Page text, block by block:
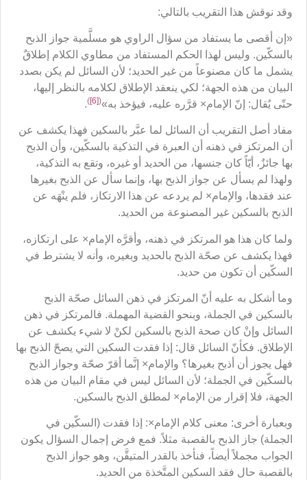
وقد نوقش هذا التقريب بالتالي:
«إن أقصى ما يستفاد من سؤال الراوي هو مسلَّمية جواز الذبح
بالسكّين. وليس لهذا الحكم المستفاد من مطاوي الكلام إطلاقٌ
يشمل ما كان مصنوعاً من غير الحديد؛ لأن السائل لم يكن بصدد
البيان من هذه الجهة؛ لكي ينعقد الإطلاق لكلامه بالنظر إليها،
حتّى يُقال: إنّ الإمام× قرَّره عليه، فيؤخذ به»(
[6]
)
.
مفاد أصل التقريب أن السائل لما عبَّر بالسكين فهذا يكشف عن
أن المرتكز في ذهنه أن العبرة في التذكية بالسكّين، وأن الذبح
بها جائزٌ، أيّاً كان جنسها، من الحديد أو غيره، وتقع به التذكية،
ولهذا لم يسأل عن جواز الذبح بها، وإنما سأل عن الذبح بغيرها
عند فقدها، والإمام× لم يردعه عن هذا الارتكاز، فلم ينْهَه عن
الذبح بالسكين غير المصنوعة من الحديد.
ولما كان هذا هو المرتكز في ذهنه، وأقرَّه الإمام× على ارتكازه،
فهذا يكشف عن صحّة الذبح بالحديد وبغيره، وأنه لا يشترط في
السكّين أن تكون من حديد.
وما أشكل به عليه أنّ المرتكز في ذهن السائل صحّة الذبح
بالسكين في الجملة، وبنحو القضية المهملة. فالمرتكز في ذهن
السائل وإنْ كان صحة الذبح بالسكين لكنْ لا شيء يكشف عن
الإطلاق. فكأنّ السائل قال: إذا فقدت السكين التي يصحّ الذبح بها
فهل يجوز أن أذبح بغيرها؟ والإمام× إنَّما أقرّ صحّة وجواز الذبح
بالسكّين في الجملة؛ لأن السائل ليس في مقام البيان من هذه
الجهة، فلا إقرار من الإمام× لمطلق الذبح بالسكين.
وبعبارة أخرى: معنى كلام الإمام×: إذا فقدت (السكّين في
الجملة) جاز الذبح بالقصبة مثلاً. فمع فرض إجمال السؤال يكون
الجواب مجملاً أيضاً، فنأخذ بالقدر المتيقَّن، وهو جواز الذبح
بالقصبة حال فقد السكين المتَّخذة من الحديد.